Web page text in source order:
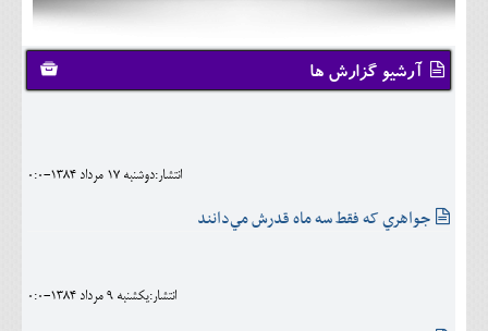
آرشیو
تماس با ما
وبلاگ
کلینیک
آرشیو گزارش ها
انتشار:دوشنبه 17 مرداد 1384-0:0
جواهري که فقط سه ماه قدرش مي‌دانند
انتشار:يکشنبه 9 مرداد 1384-0:0